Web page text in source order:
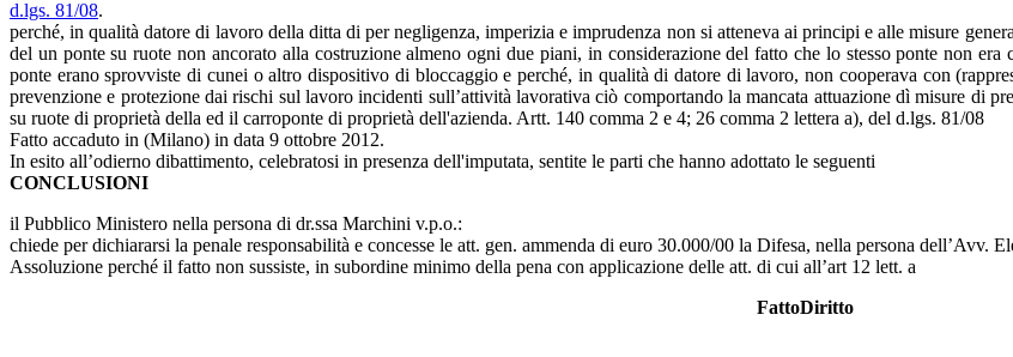
d.lgs. 81/08.
perché, in qualità datore di lavoro della ditta di per negligenza, imperizia e imprudenza non si atteneva ai principi e alle misure
del un ponte su ruote non ancorato alla costruzione almeno ogni due piani, in considerazione del fatto che lo stesso ponte non
ponte erano sprovviste di cunei o altro dispositivo di bloccaggio e perché, in qualità di datore di lavoro, non cooperava con
prevenzione e protezione dai rischi sul lavoro incidenti sull’attività lavorativa ciò comportando la mancata attuazione dì misure di
su ruote di proprietà della ed il carroponte di proprietà dell'azienda. Artt. 140 comma 2 e 4; 26 comma 2 lettera a), del d.lgs. 81/08
Fatto accaduto in (Milano) in data 9 ottobre 2012.
In esito all’odierno dibattimento, celebratosi in presenza dell'imputata, sentite le parti che hanno adottato le seguenti
CONCLUSIONI
il Pubblico Ministero nella persona di dr.ssa Marchini v.p.o.:
chiede per dichiararsi la penale responsabilità e concesse le att. gen. ammenda di euro 30.000/00 la Difesa, nella persona dell’Avv.
Assoluzione perché il fatto non sussiste, in subordine minimo della pena con applicazione delle att. di cui all’art 12 lett. a
FattoDiritto